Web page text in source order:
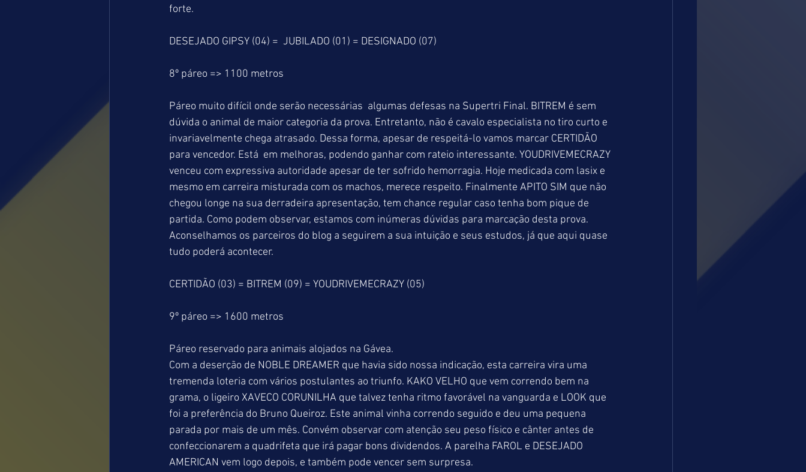
forte.
DESEJADO GIPSY (04) =  JUBILADO (01) = DESIGNADO (07)
8º páreo => 1100 metros
Páreo muito difícil onde serão necessárias  algumas defesas na Supertri Final. BITREM é sem
dúvida o animal de maior categoria da prova. Entretanto, não é cavalo especialista no tiro curto e
invariavelmente chega atrasado. Dessa forma, apesar de respeitá-lo vamos marcar CERTIDÃO
para vencedor. Está  em melhoras, podendo ganhar com rateio interessante. YOUDRIVEMECRAZY
venceu com expressiva autoridade apesar de ter sofrido hemorragia. Hoje medicada com lasix e
mesmo em carreira misturada com os machos, merece respeito. Finalmente APITO SIM que não
chegou longe na sua derradeira apresentação, tem chance regular caso tenha bom pique de
partida. Como podem observar, estamos com inúmeras dúvidas para marcação desta prova.
Aconselhamos os parceiros do blog a seguirem a sua intuição e seus estudos, já que aqui quase
tudo poderá acontecer.
CERTIDÃO (03) = BITREM (09) = YOUDRIVEMECRAZY (05)
9º páreo => 1600 metros
Páreo reservado para animais alojados na Gávea.
Com a deserção de NOBLE DREAMER que havia sido nossa indicação, esta carreira vira uma
tremenda loteria com vários postulantes ao triunfo. KAKO VELHO que vem correndo bem na
grama, o ligeiro XAVECO CORUNILHA que talvez tenha ritmo favorável na vanguarda e LOOK que
foi a preferência do Bruno Queiroz. Este animal vinha correndo seguido e deu uma pequena
parada por mais de um mês. Convém observar com atenção seu peso físico e cânter antes de
confeccionarem a quadrifeta que irá pagar bons dividendos. A parelha FAROL e DESEJADO
AMERICAN vem logo depois, e também pode vencer sem surpresa.